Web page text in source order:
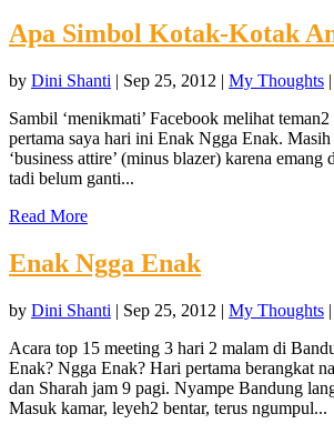
Apa Simbol Kotak-Kotak
by Dini Shanti | Sep 25, 2012 | My Thoughts |
Sambil ‘menikmati’ Facebook melihat
pertama saya hari ini Enak Ngga Enak. Masih
‘business attire’ (minus blazer) karena
tadi belum ganti...
Read More
Enak Ngga Enak
by Dini Shanti | Sep 25, 2012 | My Thoughts |
Acara top 15 meeting 3 hari 2 malam di
Enak? Ngga Enak? Hari pertama berangkat
dan Sharah jam 9 pagi. Nyampe Bandung
Masuk kamar, leyeh2 bentar, terus ngumpul...